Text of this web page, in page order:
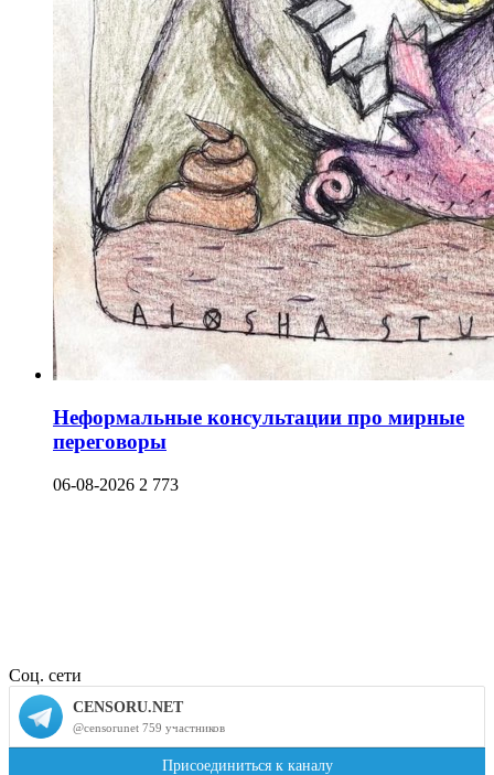
Неформальные консультации про мирные
переговоры
06-08-2026 2 773
Соц. сети